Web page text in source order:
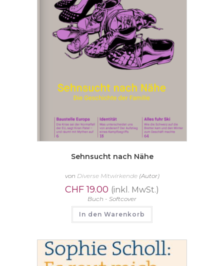
Sehnsucht nach Nähe
von Diverse Mitwirkende(Autor)
CHF19.00 (inkl. MwSt.)
Buch - Softcover
In den Warenkorb